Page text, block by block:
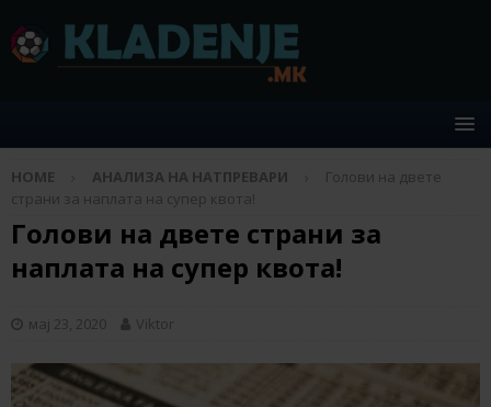
HOME АНАЛИЗА НА НАТПРЕВАРИ
Голови на двете
страни за наплата на супер квота!
Голови на двете страни за
наплата на супер квота!
мај 23, 2020 Viktor